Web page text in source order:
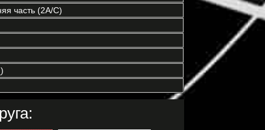
часть (2A/C)